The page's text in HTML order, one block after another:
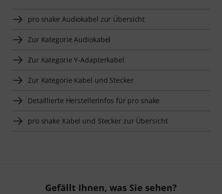
pro snake Audiokabel zur Übersicht
Zur Kategorie Audiokabel
Zur Kategorie Y-Adapterkabel
Zur Kategorie Kabel und Stecker
Detaillierte Herstellerinfos für pro snake
pro snake Kabel und Stecker zur Übersicht
Gefällt Ihnen, was Sie sehen?